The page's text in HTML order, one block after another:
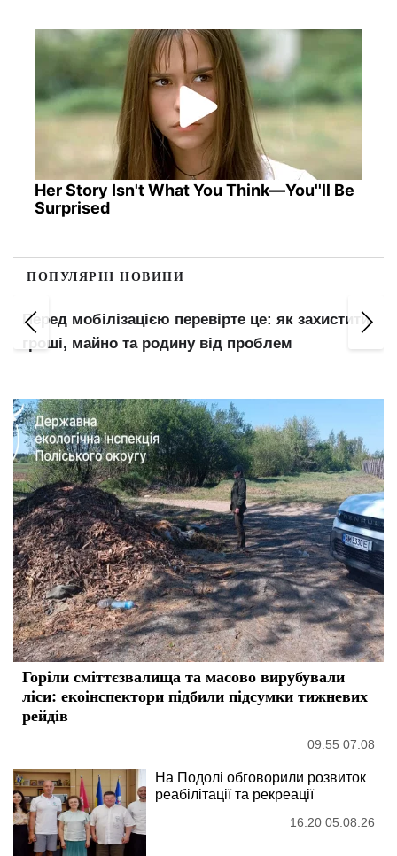
Her Story Isn't What You Think—You''ll Be
Surprised
ПОПУЛЯРНІ НОВИНИ
Перед мобілізацією перевірте це: як захистити
гроші, майно та родину від проблем
Горіли сміттєзвалища та масово вирубували
ліси: екоінспектори підбили підсумки тижневих
рейдів
09:55 07.08
На Подолі обговорили розвиток
реабілітації та рекреації
16:20 05.08.26